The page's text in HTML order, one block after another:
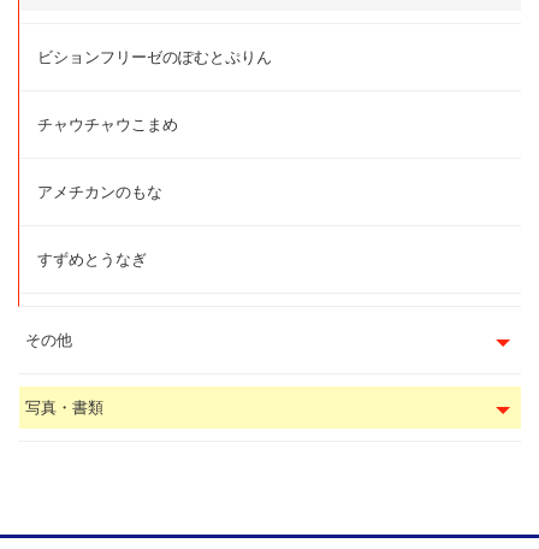
ビションフリーゼのぽむとぷりん
チャウチャウこまめ
アメチカンのもな
すずめとうなぎ
その他
写真・書類